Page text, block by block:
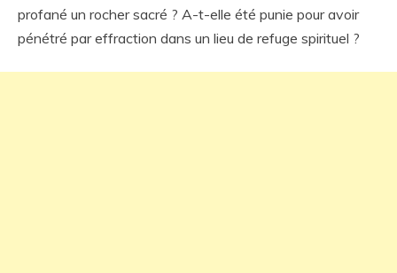
profané un rocher sacré ? A-t-elle été punie pour avoir
pénétré par effraction dans un lieu de refuge spirituel ?